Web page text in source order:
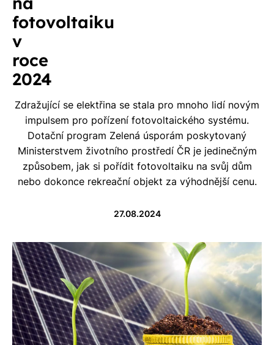
fotovoltaiku
v
roce
2024
Zdražující se elektřina se stala pro mnoho lidí novým
impulsem pro pořízení fotovoltaického systému.
Dotační program Zelená úsporám poskytovaný
Ministerstvem životního prostředí ČR je jedinečným
způsobem, jak si pořídit fotovoltaiku na svůj dům
nebo dokonce rekreační objekt za výhodnější cenu.
27.08.2024